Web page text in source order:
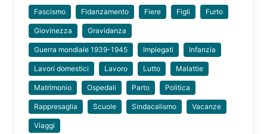
Fascismo Fidanzamento Fiere Figli Furto
Giovinezza Gravidanza
Guerra mondiale 1939-1945 Impiegati Infanzia
Lavori domestici Lavoro Lutto Malattie
Matrimonio Ospedali Parto Politica
Rappresaglia Scuole Sindacalismo Vacanze
Viaggi